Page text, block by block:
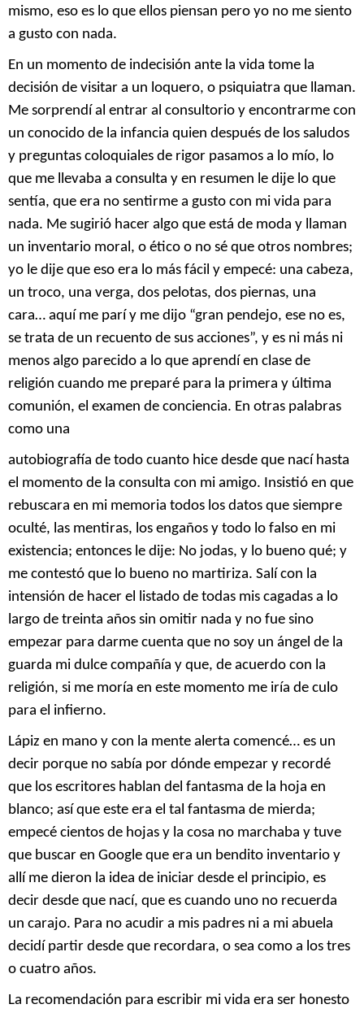
mismo, eso es lo que ellos piensan pero yo no me siento
a gusto con nada.
En un momento de indecisión ante la vida tome la
decisión de visitar a un loquero, o psiquiatra que llaman.
Me sorprendí al entrar al consultorio y encontrarme con
un conocido de la infancia quien después de los saludos
y preguntas coloquiales de rigor pasamos a lo mío, lo
que me llevaba a consulta y en resumen le dije lo que
sentía, que era no sentirme a gusto con mi vida para
nada. Me sugirió hacer algo que está de moda y llaman
un inventario moral, o ético o no sé que otros nombres;
yo le dije que eso era lo más fácil y empecé: una cabeza,
un troco, una verga, dos pelotas, dos piernas, una
cara… aquí me parí y me dijo “gran pendejo, ese no es,
se trata de un recuento de sus acciones”, y es ni más ni
menos algo parecido a lo que aprendí en clase de
religión cuando me preparé para la primera y última
comunión, el examen de conciencia. En otras palabras
como una
autobiografía de todo cuanto hice desde que nací hasta
el momento de la consulta con mi amigo. Insistió en que
rebuscara en mi memoria todos los datos que siempre
oculté, las mentiras, los engaños y todo lo falso en mi
existencia; entonces le dije: No jodas, y lo bueno qué; y
me contestó que lo bueno no martiriza. Salí con la
intensión de hacer el listado de todas mis cagadas a lo
largo de treinta años sin omitir nada y no fue sino
empezar para darme cuenta que no soy un ángel de la
guarda mi dulce compañía y que, de acuerdo con la
religión, si me moría en este momento me iría de culo
para el infierno.
Lápiz en mano y con la mente alerta comencé… es un
decir porque no sabía por dónde empezar y recordé
que los escritores hablan del fantasma de la hoja en
blanco; así que este era el tal fantasma de mierda;
empecé cientos de hojas y la cosa no marchaba y tuve
que buscar en Google que era un bendito inventario y
allí me dieron la idea de iniciar desde el principio, es
decir desde que nací, que es cuando uno no recuerda
un carajo. Para no acudir a mis padres ni a mi abuela
decidí partir desde que recordara, o sea como a los tres
o cuatro años.
La recomendación para escribir mi vida era ser honesto